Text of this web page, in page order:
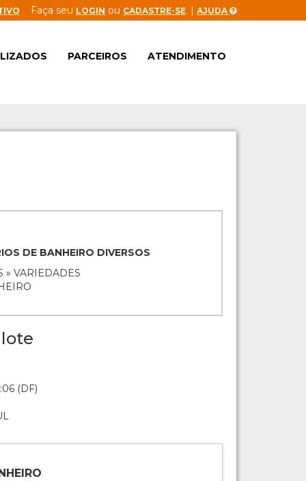
Faça seu LOGIN ou CADASTRE-SE. | AJUDA
PARCEIROS ATENDIMENTO
DE BANHEIRO DIVERSOS
» VARIEDADES
(DF)